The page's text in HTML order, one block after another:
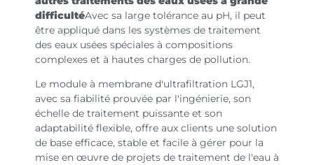
difficultéAvec sa large tolérance au pH, il peut
être appliqué dans les systèmes de traitement
des eaux usées spéciales à compositions
complexes et à hautes charges de pollution.
Le module à membrane d'ultrafiltration LGJ1,
avec sa fiabilité prouvée par l'ingénierie, son
échelle de traitement puissante et son
adaptabilité flexible, offre aux clients une solution
de base efficace, stable et facile à gérer pour la
mise en œuvre de projets de traitement de l'eau à